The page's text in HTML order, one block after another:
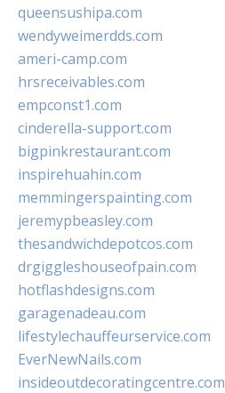
queensushipa.com
wendyweimerdds.com
ameri-camp.com
hrsreceivables.com
empconst1.com
cinderella-support.com
bigpinkrestaurant.com
inspirehuahin.com
memmingerspainting.com
jeremypbeasley.com
thesandwichdepotcos.com
drgiggleshouseofpain.com
hotflashdesigns.com
garagenadeau.com
lifestylechauffeurservice.com
EverNewNails.com
insideoutdecoratingcentre.com